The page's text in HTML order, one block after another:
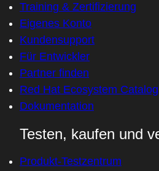
Training & Zertifizierung
Eigenes Konto
Kundensupport
Für Entwickler
Partner finden
Red Hat Ecosystem Catalog
Dokumentation
Testen, kaufen und
Produkt-Testzentrum